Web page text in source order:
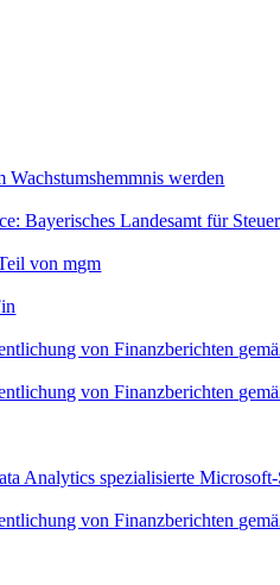
Wachstumshemmnis werden
Bayerisches Landesamt für
von mgm
von Finanzberichten
von Finanzberichten
Analytics spezialisierte
von Finanzberichten